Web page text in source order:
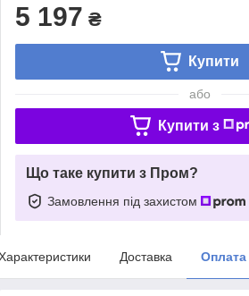
5 197 ₴
Купити
або
Купити з
Що таке купити з Пром?
Замовлення під захистом
Доставка Оплата